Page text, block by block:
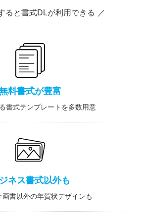
ると書式DLが利用できる ／
料書式が豊富
書式テンプレートを多数用意
ネス書式以外も
書以外の年賀状デザインも